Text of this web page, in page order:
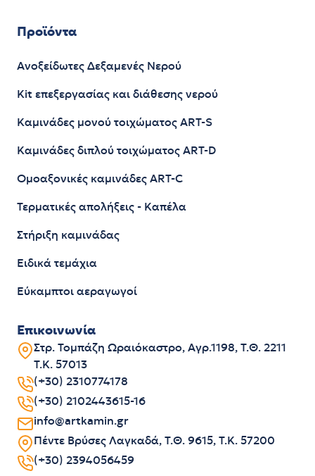
Προϊόντα
Ανοξείδωτες Δεξαμενές Νερού
Kit επεξεργασίας και διάθεσης νερού
Καμινάδες μονού τοιχώματος ART-S
Καμινάδες διπλού τοιχώματος ART-D
Ομοαξονικές καμινάδες ART-C
Τερματικές απολήξεις - Καπέλα
Στήριξη καμινάδας
Ειδικά τεμάχια
Εύκαμπτοι αεραγωγοί
Επικοινωνία
Στρ. Τομπάζη Ωραιόκαστρο, Αγρ.1198, Τ.Θ. 2211
Τ.Κ. 57013
(+30) 2310774178
(+30) 2102443615-16
info@artkamin.gr
Πέντε Βρύσες Λαγκαδά, Τ.Θ. 9615, Τ.Κ. 57200
(+30) 2394056459